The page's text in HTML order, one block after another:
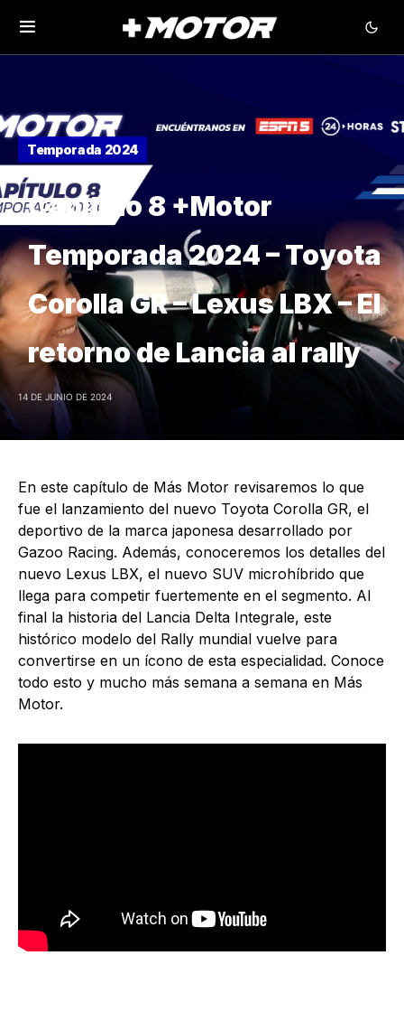
Temporada 2024
Capítulo 8 +Motor
Temporada 2024 – Toyota
Corolla GR – Lexus LBX – El
retorno de Lancia al rally
14 DE JUNIO DE 2024
En este capítulo de Más Motor revisaremos lo que
fue el lanzamiento del nuevo Toyota Corolla GR, el
deportivo de la marca japonesa desarrollado por
Gazoo Racing. Además, conoceremos los detalles del
nuevo Lexus LBX, el nuevo SUV microhíbrido que
llega para competir fuertemente en el segmento. Al
final la historia del Lancia Delta Integrale, este
histórico modelo del Rally mundial vuelve para
convertirse en un ícono de esta especialidad. Conoce
todo esto y mucho más semana a semana en Más
Motor.